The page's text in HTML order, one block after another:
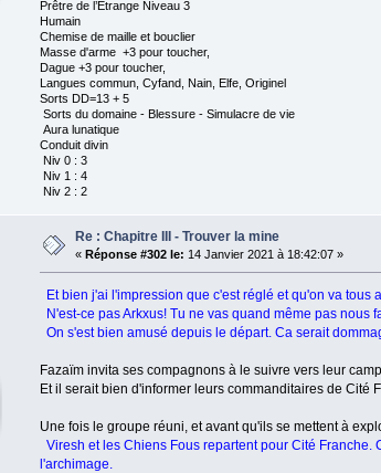
Prêtre de l’Étrange Niveau 3
Humain
Chemise de maille et bouclier
Masse d'arme +3 pour toucher,
Dague +3 pour toucher,
Langues commun, Cyfand, Nain, Elfe, Originel
Sorts DD=13 + 5
Sorts du domaine - Blessure - Simulacre de vie
Aura lunatique
Conduit divin
Niv 0 : 3
Niv 1 : 4
Niv 2 : 2
Re : Chapitre III - Trouver la mine
« Réponse #302 le: 14 Janvier 2021 à 18:42:07 »
Et bien j'ai l'impression que c'est réglé et qu'on va tous
N'est-ce pas Arkxus! Tu ne vas quand même pas nous
On s'est bien amusé depuis le départ. Ca serait
Fazaïm invita ses compagnons à le suivre vers leur
Et il serait bien d'informer leurs commanditaires de Cité
Une fois le groupe réuni, et avant qu'ils se mettent à
Viresh et les Chiens Fous repartent pour Cité
l'archimage.